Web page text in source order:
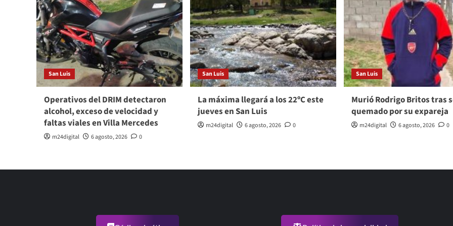
San Luis
Operativos del DRIM detectaron
alcohol, exceso de velocidad y
faltas viales en Villa Mercedes
m24digital 6 agosto, 2026 0
San Luis
La máxima llegará a los 22ºC este
jueves en San Luis
m24digital 6 agosto, 2026 0
San Luis
Murió Rodrigo Britos tras
quemado por su expareja
m24digital 6 agosto, 2026 0